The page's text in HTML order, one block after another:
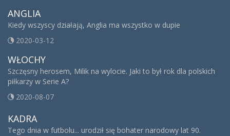
ANGLIA
Kiedy wszyscy działają, Anglia ma wszystko w dupie
2020-03-12
WŁOCHY
Szczęsny herosem, Milik na wylocie. Jaki to był rok dla polskich
piłkarzy w Serie A?
2020-08-07
KADRA
Tego dnia w futbolu... urodził się bohater narodowy lat 90.